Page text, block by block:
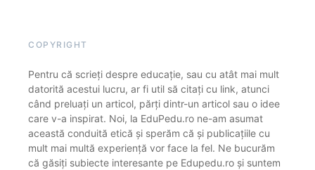
COPYRIGHT
Pentru că scrieți despre educație, sau cu atât mai mult
datorită acestui lucru, ar fi util să citați cu link, atunci
când preluați un articol, părți dintr-un articol sau o idee
care v-a inspirat. Noi, la EduPedu.ro ne-am asumat
această conduită etică și sperăm că și publicațiile cu
mult mai multă experiență vor face la fel. Ne bucurăm
că găsiți subiecte interesante pe Edupedu.ro și suntem